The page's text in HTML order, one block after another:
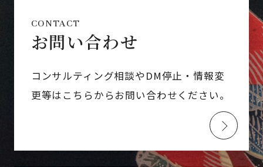
CONTACT
お問い合わせ
コンサルティング相談やDM停止・情報変
更等はこちらからお問い合わせください。